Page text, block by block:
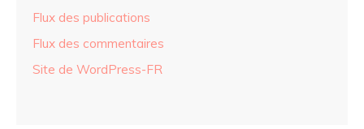
Flux des publications
Flux des commentaires
Site de WordPress-FR